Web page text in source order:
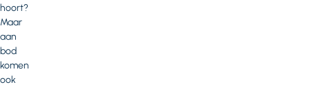
hoort?
Maar
aan
bod
komen
ook